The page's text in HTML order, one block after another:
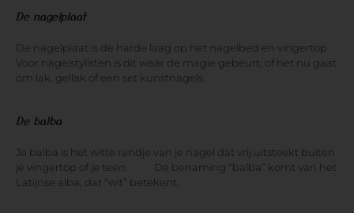
De nagelplaat
De nagelplaat is de harde laag op het nagelbed en vingertop.
Voor nagelstylisten is dit waar de magie gebeurt, of het nu gaat
om lak, gellak of een set kunstnagels.
De balba
Je balba is het witte randje van je nagel dat vrij uitsteekt buiten
je vingertop of je teen. De benaming “balba” komt van het
Latijnse alba, dat “wit” betekent.